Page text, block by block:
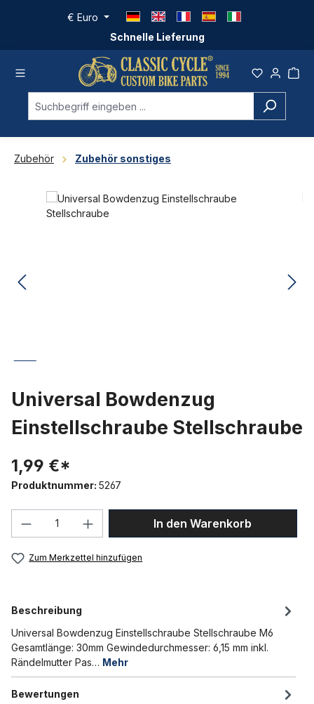
Zum Hauptinhalt springen
Schnelle Lieferung
€ Euro
Zubehör Zubehör sonstiges
Bildergalerie überspringen
Universal Bowdenzug
Einstellschraube Stellschraube
1,99 €*
Produktnummer: 5267
Produkt Anzahl: Gib den gewünschten
In den Warenkorb
Zum Merkzettel hinzufügen
Beschreibung
Universal Bowdenzug Einstellschraube Stellschraube M6
Gesamtlänge: 30mm Gewindedurchmesser: 6,15 mm inkl.
Rändelmutter Pas… Mehr
Bewertungen